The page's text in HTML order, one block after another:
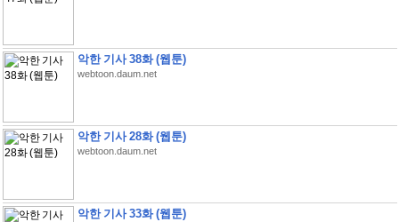
악한 기사 38화 (웹툰)
webtoon.daum.net
악한 기사 28화 (웹툰)
webtoon.daum.net
악한 기사 33화 (웹툰)